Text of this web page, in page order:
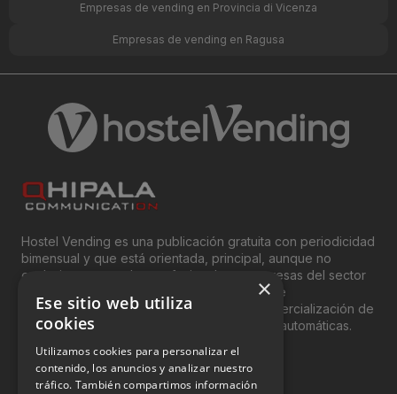
Empresas de vending en Provincia di Vicenza
Empresas de vending en Ragusa
Hostel Vending es una publicación gratuita con periodicidad
bimensual y que está orientada, principal, aunque no
exclusivamente, a los profesionales y empresas del sector
del “Vending”; nombre con el que se conoce
genéricamente entre profesionales a la comercialización de
productos y servicios a través de máquinas automáticas.
INFORMACIÓN LEGAL
×
Ese sitio web utiliza
cookies
Utilizamos cookies para personalizar el
contenido, los anuncios y analizar nuestro
tráfico. También compartimos información